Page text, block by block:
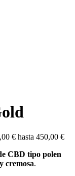
€ hasta 450,00 €
CBD tipo polen
cremosa.